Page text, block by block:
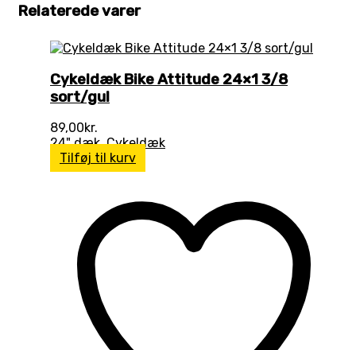
Relaterede varer
Cykeldæk Bike Attitude 24×1 3/8
sort/gul
89,00kr.
24" dæk,Cykeldæk
Tilføj til kurv